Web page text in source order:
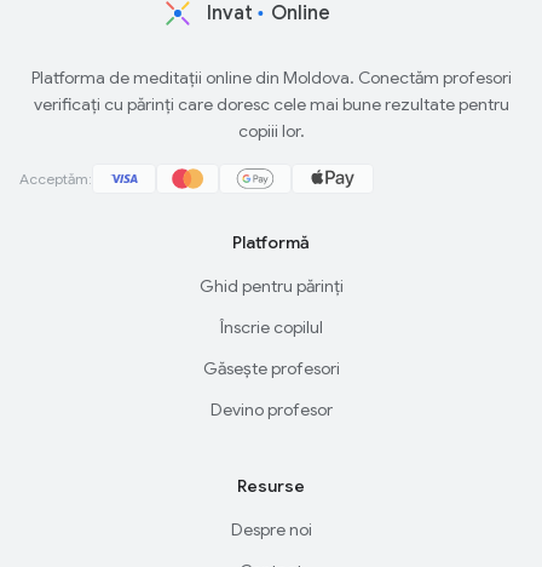
Invat Online
Platforma de meditații online din Moldova. Conectăm profesori
verificați cu părinți care doresc cele mai bune rezultate pentru
copiii lor.
Acceptăm:
Platformă
Ghid pentru părinți
Înscrie copilul
Găsește profesori
Devino profesor
Resurse
Despre noi